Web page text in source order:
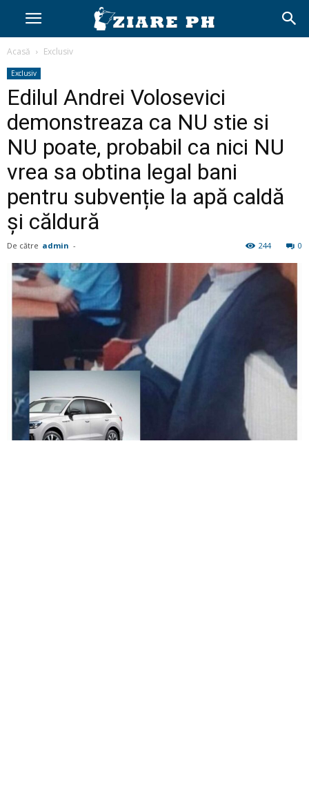
Acasă Exclusiv
Exclusiv
Edilul Andrei Volosevici
demonstreaza ca NU stie si
NU poate, probabil ca nici NU
vrea sa obtina legal bani
pentru subvenție la apă caldă
și căldură
De către admin - 0
244